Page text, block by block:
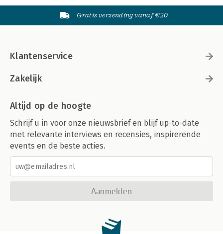
Gratis verzending vanaf €20
Klantenservice
Zakelijk
Altijd op de hoogte
Schrijf u in voor onze nieuwsbrief en blijf up-to-date
met relevante interviews en recensies, inspirerende
events en de beste acties.
Aanmelden